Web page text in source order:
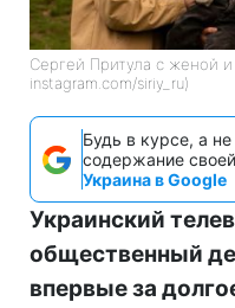
Сергей Притула с женой
instagram.com/siriy_ru)
Будь в курсе, а
содержание
Украина в Google
Украинский
общественный
впервые за